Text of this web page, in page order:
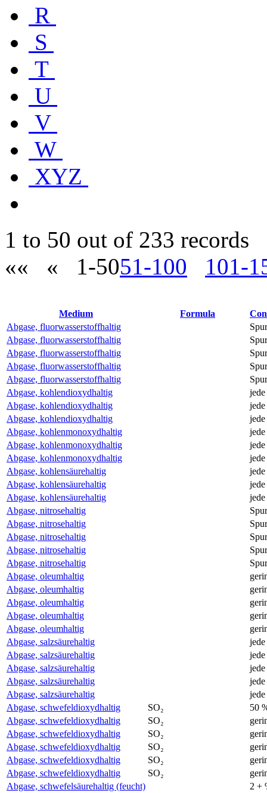
R
S
T
U
V
W
XYZ
1 to 50 out of 233 records
««
« 1-5051-100 101-
Medium Formula
Abgase, fluorwasserstoffhaltig
Abgase, fluorwasserstoffhaltig
Abgase, fluorwasserstoffhaltig
Abgase, fluorwasserstoffhaltig
Abgase, fluorwasserstoffhaltig
Abgase, kohlendioxydhaltig
jede
Abgase, kohlendioxydhaltig
jede
Abgase, kohlendioxydhaltig
jede
Abgase, kohlenmonoxydhaltig
jede
Abgase, kohlenmonoxydhaltig
jede
Abgase, kohlenmonoxydhaltig
jede
Abgase, kohlensäurehaltig
jede
Abgase, kohlensäurehaltig
jede
Abgase, kohlensäurehaltig
jede
Abgase, nitrosehaltig
Abgase, nitrosehaltig
Abgase, nitrosehaltig
Abgase, nitrosehaltig
Abgase, nitrosehaltig
Abgase, oleumhaltig
Abgase, oleumhaltig
Abgase, oleumhaltig
Abgase, oleumhaltig
Abgase, oleumhaltig
Abgase, salzsäurehaltig
jede
Abgase, salzsäurehaltig
jede
Abgase, salzsäurehaltig
jede
Abgase, salzsäurehaltig
jede
Abgase, salzsäurehaltig
jede
Abgase, schwefeldioxydhaltig
SO₂
50
Abgase, schwefeldioxydhaltig
SO₂
Abgase, schwefeldioxydhaltig
SO₂
Abgase, schwefeldioxydhaltig
SO₂
Abgase, schwefeldioxydhaltig
SO₂
Abgase, schwefeldioxydhaltig
SO₂
Abgase, schwefelsäurehaltig (feucht)
2 +